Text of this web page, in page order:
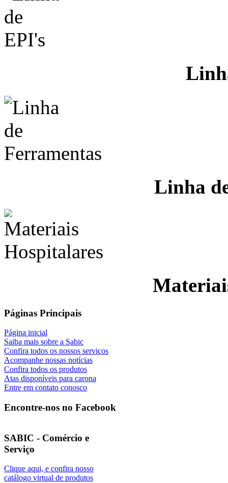
Linha
Páginas Principais
Página inicial
Saiba mais sobre a Sabic
Confira todos os nossos serviços
Acompanhe nossas notícias
Confira todos os produtos
Atas disponíveis para carona
Entre em contato conosco
Encontre-nos no Facebook
SABIC - Comércio e
Serviço
Clique aqui, e confira nosso
catálogo virtual de produtos